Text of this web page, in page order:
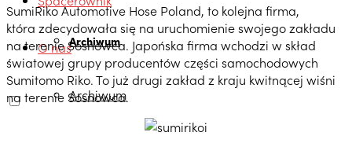
Archiwum
O nas
Archiwum
SumiRiko Automotive Hose Poland, to kolejna firma,
która zdecydowała się na uruchomienie swojego zakładu
na terenie Sosnowca. Japońska firma wchodzi w skład
światowej grupy producentów części samochodowych
Sumitomo Riko. To już drugi zakład z kraju kwitnącej wiśni
na terenie Sosnowca.